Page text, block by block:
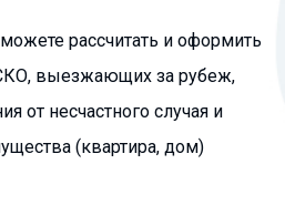
рассчитать и оформить
выезжающих за рубеж,
от несчастного случая и
(квартира, дом)